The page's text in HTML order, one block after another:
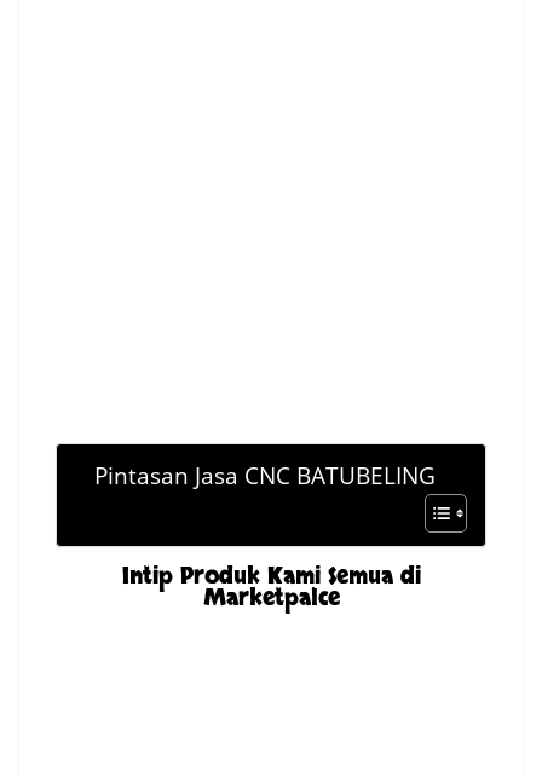
Pintasan Jasa CNC BATUBELING
Intip Produk Kami Semua di
Marketpalce